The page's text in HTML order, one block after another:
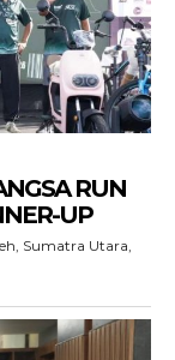
RUN
UP
Sumatra Utara,